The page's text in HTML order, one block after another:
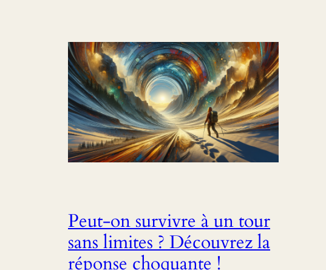
Peut-on survivre à un tour
sans limites ? Découvrez la
réponse choquante !